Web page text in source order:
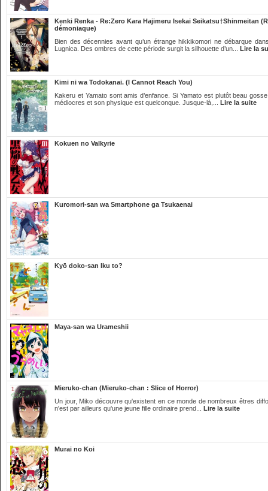
Kenki Renka - Re:Zero Kara Hajimeru Isekai Seikatsu†Shinmeitan
démoniaque)
Bien des décennies avant qu’un étrange hikkikomori ne débarque
Lugnica. Des ombres de cette période surgit la silhouette d’un... Lire la
Kimi ni wa Todokanai. (I Cannot Reach You)
Kakeru et Yamato sont amis d’enfance. Si Yamato est plutôt beau
médiocres et son physique est quelconque. Jusque-là,... Lire la suite
Kokuen no Valkyrie
Kuromori-san wa Smartphone ga Tsukaenai
Kyō doko-san Iku to?
Maya-san wa Urameshii
Mieruko-chan (Mieruko-chan : Slice of Horror)
Un jour, Miko découvre qu'existent en ce monde de nombreux êtres
n'est par ailleurs qu'une jeune fille ordinaire prend... Lire la suite
Murai no Koi